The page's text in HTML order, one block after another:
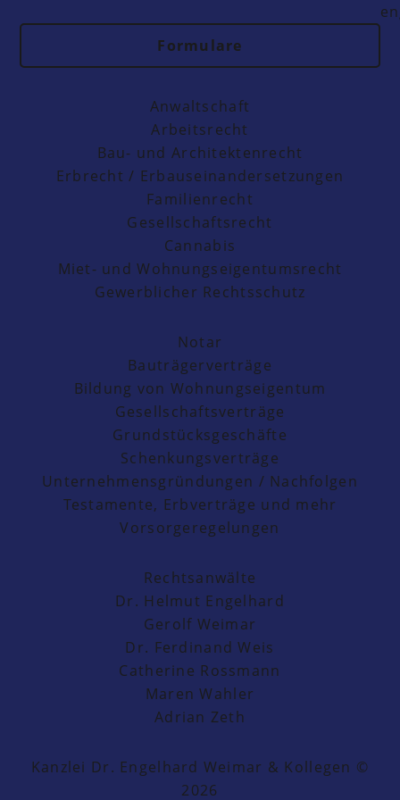
Formulare
Anwaltschaft
Arbeitsrecht
Bau- und Architektenrecht
Erbrecht / Erbauseinandersetzungen
Familienrecht
Gesellschaftsrecht
Cannabis
Miet- und Wohnungseigentumsrecht
Gewerblicher Rechtsschutz
Notar
Bauträgerverträge
Bildung von Wohnungseigentum
Gesellschaftsverträge
Grundstücksgeschäfte
Schenkungsverträge
Unternehmensgründungen / Nachfolgen
Testamente, Erbverträge und mehr
Vorsorgeregelungen
Rechtsanwälte
Dr. Helmut Engelhard
Gerolf Weimar
Dr. Ferdinand Weis
Catherine Rossmann
Maren Wahler
Adrian Zeth
Kanzlei Dr. Engelhard Weimar & Kollegen ©
2026